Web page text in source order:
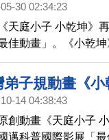
30 02:34:23
天庭小子 小乾坤》
佳動畫」。《小乾
今已經囊括全球47
「兒童節目金獎」
弟子規動畫《
動畫
14 04:38:43
創動畫《天庭小子
邁科普國際影展「